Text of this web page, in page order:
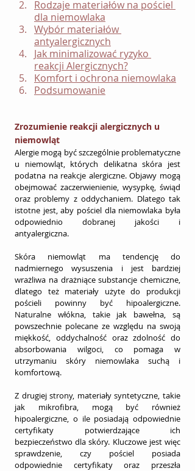
Rodzaje materiałów na pościel
dla niemowlaka
Wybór materiałów
antyalergicznych
Jak minimalizować ryzyko
reakcji Alergicznych?
Komfort i ochrona niemowlaka
Podsumowanie
Zrozumienie reakcji alergicznych u
niemowląt
Alergie mogą być szczególnie problematyczne
u niemowląt, których delikatna skóra jest
podatna na reakcje alergiczne. Objawy mogą
obejmować zaczerwienienie, wysypkę, świąd
oraz problemy z oddychaniem. Dlatego tak
istotne jest, aby pościel dla niemowlaka była
odpowiednio dobranej jakości i
antyalergiczna.
Skóra niemowląt ma tendencję do
nadmiernego wysuszenia i jest bardziej
wrażliwa na drażniące substancje chemiczne,
dlatego też materiały użyte do produkcji
pościeli powinny być hipoalergiczne.
Naturalne włókna, takie jak bawełna, są
powszechnie polecane ze względu na swoją
miękkość, oddychalność oraz zdolność do
absorbowania wilgoci, co pomaga w
utrzymaniu skóry niemowlaka suchą i
komfortową.
Z drugiej strony, materiały syntetyczne, takie
jak mikrofibra, mogą być również
hipoalergiczne, o ile posiadają odpowiednie
certyfikaty potwierdzające ich
bezpieczeństwo dla skóry. Kluczowe jest więc
sprawdzenie, czy pościel posiada
odpowiednie certyfikaty oraz przeszła